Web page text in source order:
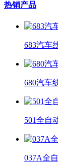
热销产品
683汽车
680汽车
501全自
037A全